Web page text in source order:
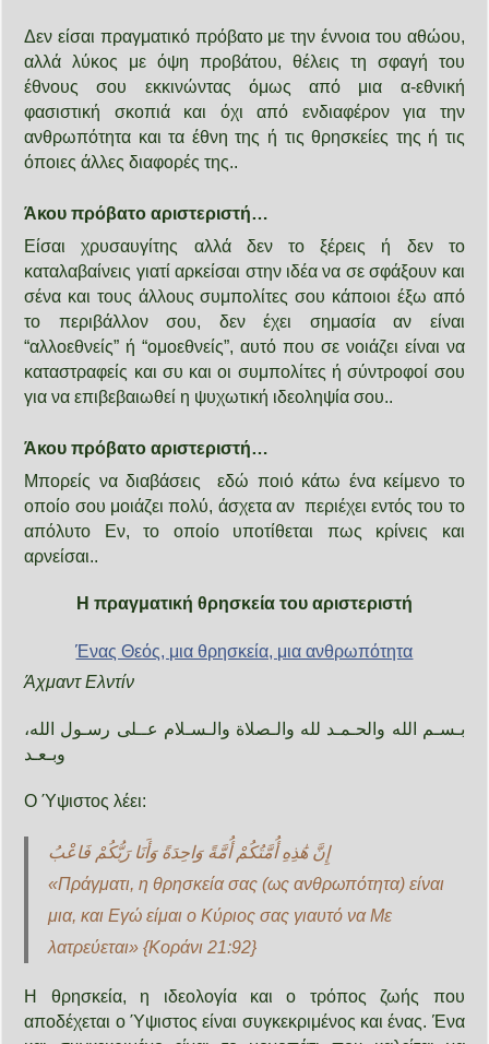
Δεν είσαι πραγματικό πρόβατο με την έννοια του αθώου,
αλλά λύκος με όψη προβάτου, θέλεις τη σφαγή του
έθνους σου εκκινώντας όμως από μια α-εθνική
φασιστική σκοπιά και όχι από ενδιαφέρον για την
ανθρωπότητα και τα έθνη της ή τις θρησκείες της ή τις
όποιες άλλες διαφορές της..
Άκου πρόβατο αριστεριστή…
Είσαι χρυσαυγίτης αλλά δεν το ξέρεις ή δεν το
καταλαβαίνεις γιατί αρκείσαι στην ιδέα να σε σφάξουν και
σένα και τους άλλους συμπολίτες σου κάποιοι έξω από
το περιβάλλον σου, δεν έχει σημασία αν είναι
“αλλοεθνείς” ή “ομοεθνείς”, αυτό που σε νοιάζει είναι να
καταστραφείς και συ και οι συμπολίτες ή σύντροφοί σου
για να επιβεβαιωθεί η ψυχωτική ιδεοληψία σου..
Άκου πρόβατο αριστεριστή…
Μπορείς να διαβάσεις εδώ ποιό κάτω ένα κείμενο το
οποίο σου μοιάζει πολύ, άσχετα αν περιέχει εντός του το
απόλυτο Εν, το οποίο υποτίθεται πως κρίνεις και
αρνείσαι..
Η πραγματική θρησκεία του αριστεριστή
Ένας Θεός, μια θρησκεία, μια ανθρωπότητα
Άχμαντ Ελντίν
بـسـم الله والحـمـد لله والـصلاة والـسـلام عــلى رسـول الله،
وبـعـد
Ο Ύψιστος λέει:
إِنَّ هَٰذِهِ أُمَّتُكُمْ أُمَّةً وَاحِدَةً وَأَنَا رَبُّكُمْ فَاعْبُ
«Πράγματι, η θρησκεία σας (ως ανθρωπότητα) είναι
μια, και Εγώ είμαι ο Κύριος σας γιαυτό να Με
λατρεύεται» {Κοράνι 21:92}
Η θρησκεία, η ιδεολογία και ο τρόπος ζωής που
αποδέχεται ο Ύψιστος είναι συγκεκριμένος και ένας. Ένα